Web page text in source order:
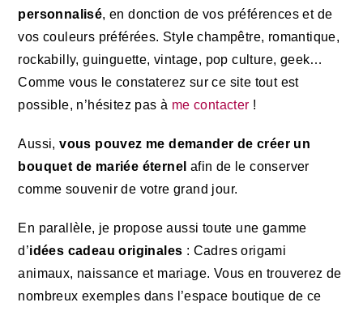
personnalisé, en donction de vos préférences et de
vos couleurs préférées. Style champêtre, romantique,
rockabilly, guinguette, vintage, pop culture, geek…
Comme vous le constaterez sur ce site tout est
possible, n’hésitez pas à me contacter !
Aussi, vous pouvez me demander de créer un
bouquet de mariée éternel afin de le conserver
comme souvenir de votre grand jour.
En parallèle, je propose aussi toute une gamme
d’idées cadeau originales : Cadres origami
animaux, naissance et mariage. Vous en trouverez de
nombreux exemples dans l’espace boutique de ce